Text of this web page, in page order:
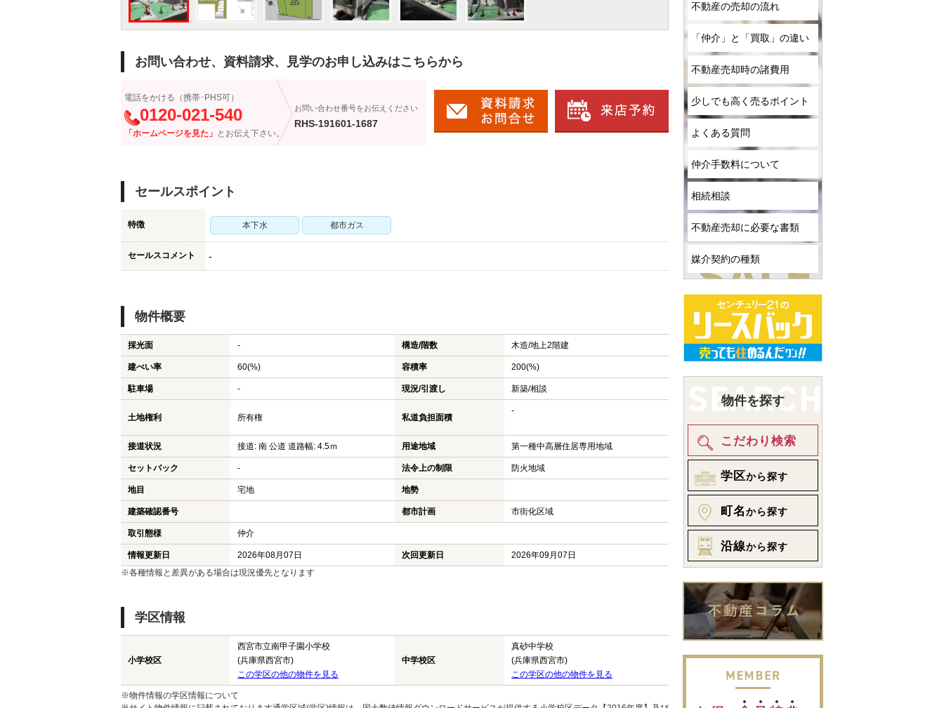
お問い合わせ、資料請求、見学のお申し込みはこちらから
電話をかける（携帯･PHS可）
0120-021-540
「ホームページを見た」 とお伝え下さい。
お問い合わせ番号をお伝えください
RHS-191601-1687
セールスポイント
特徴 本下水 都市ガス
セールスコメント -
物件概要
採光面 - 構造/階数 木造/地上2階建
建ぺい率 60(%) 容積率 200(%)
駐車場 - 現況/引渡し 新築/相談
土地権利 所有権 私道負担面積
-
接道状況 接道: 南 公道 道路幅: 4.5ｍ 用途地域 第一種中高層住居専用地域
セットバック - 法令上の制限 防火地域
地目 宅地 地勢
建築確認番号 都市計画 市街化区域
取引態様 仲介
情報更新日 2026年08月07日 次回更新日
2026年09月07日
※各種情報と差異がある場合は現況優先となります
学区情報
小学校区
西宮市立南甲子園小学校
(兵庫県西宮市)
この学区の他の物件を見る
中学校区
真砂中学校
(兵庫県西宮市)
この学区の他の物件を見る
※物件情報の学区情報について
不動産の売却の流れ
「仲介」と「買取」の違い
不動産売却時の諸費用
少しでも高く売るポイント
よくある質問
仲介手数料について
相続相談
不動産売却に必要な書類
媒介契約の種類
物件を探す
こだわり検索
学区から探す
町名から探す
沿線から探す